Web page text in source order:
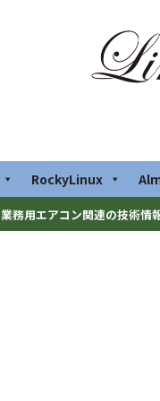
RockyLinux
業務用エアコン関連の技術情